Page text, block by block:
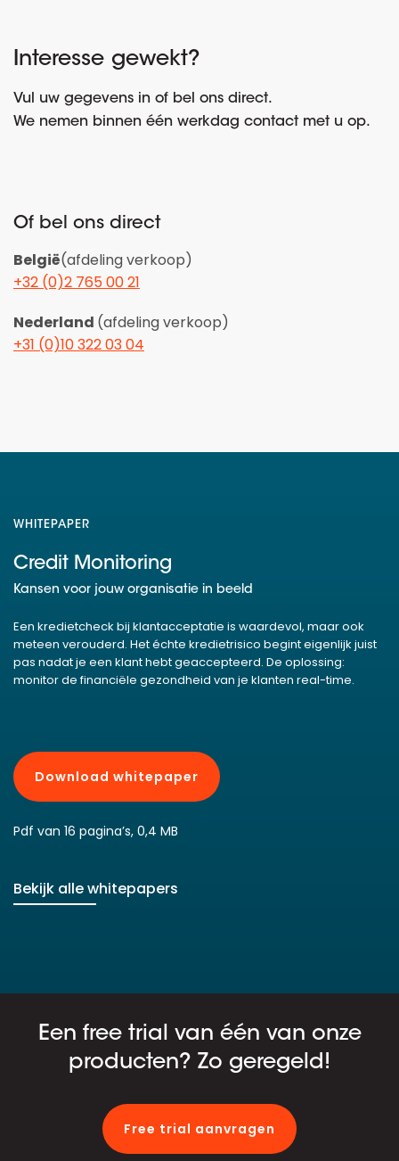
Interesse gewekt?
Vul uw gegevens in of bel ons direct.
We nemen binnen één werkdag contact met u op.
Of bel ons direct
België(afdeling verkoop)
+32 (0)2 765 00 21
Nederland (afdeling verkoop)
+31 (0)10 322 03 04
WHITEPAPER
Credit Monitoring
Kansen voor jouw organisatie in beeld
Een kredietcheck bij klantacceptatie is waardevol, maar ook
meteen verouderd. Het échte kredietrisico begint eigenlijk juist
pas nadat je een klant hebt geaccepteerd. De oplossing:
monitor de financiële gezondheid van je klanten real-time.
Download whitepaper
Pdf van 16 pagina’s, 0,4 MB
Bekijk alle whitepapers
Een free trial van één van onze
producten? Zo geregeld!
Free trial aanvragen